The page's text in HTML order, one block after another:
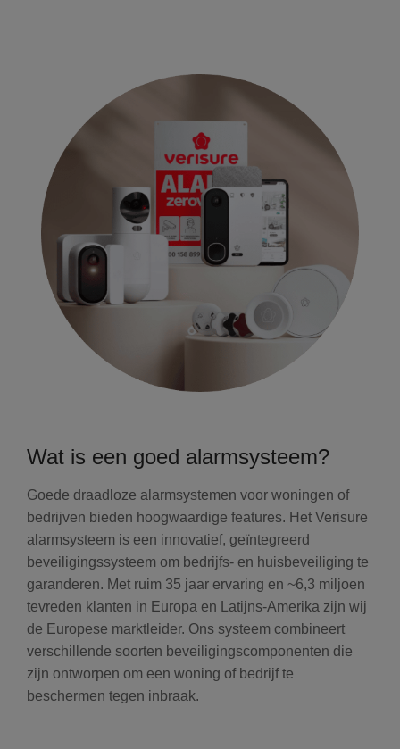
Wat is een goed alarmsysteem?
Goede draadloze alarmsystemen voor woningen of
bedrijven bieden hoogwaardige features. Het Verisure
alarmsysteem is een innovatief, geïntegreerd
beveiligingssysteem om bedrijfs- en huisbeveiliging te
garanderen. Met ruim 35 jaar ervaring en ~6,3 miljoen
tevreden klanten in Europa en Latijns-Amerika zijn wij
de Europese marktleider. Ons systeem combineert
verschillende soorten beveiligingscomponenten die
zijn ontworpen om een woning of bedrijf te
beschermen tegen inbraak.